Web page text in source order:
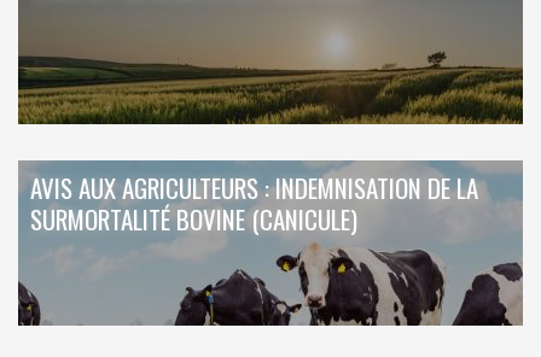
AVIS AUX AGRICULTEURS : INDEMNISATION DE LA
SURMORTALITÉ BOVINE (CANICULE)